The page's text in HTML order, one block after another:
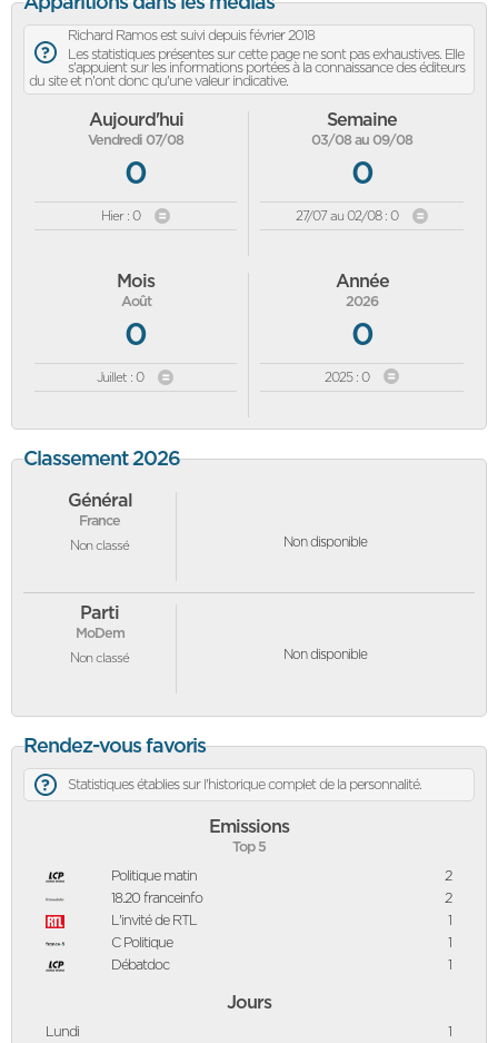
Richard Ramos est suivi depuis février 2018
Les statistiques présentes sur cette page ne sont pas exhaustives. Elle
s'appuient sur les informations portées à la connaissance des éditeurs
du site et n'ont donc qu'une valeur indicative.
Aujourd'hui
Vendredi 07/08
0
Hier : 0
Semaine
03/08 au 09/08
0
27/07 au 02/08 : 0
Mois
Août
0
Juillet : 0
Année
2026
0
2025 : 0
Classement 2026
Général
France
Non classé Non disponible
Parti
MoDem
Non classé Non disponible
Rendez-vous favoris
Statistiques établies sur l'historique complet de la personnalité.
Emissions
Top 5
Politique matin
2
18.20 franceinfo
2
L'invité de RTL
1
C Politique
1
Débatdoc
1
Jours
Lundi
1